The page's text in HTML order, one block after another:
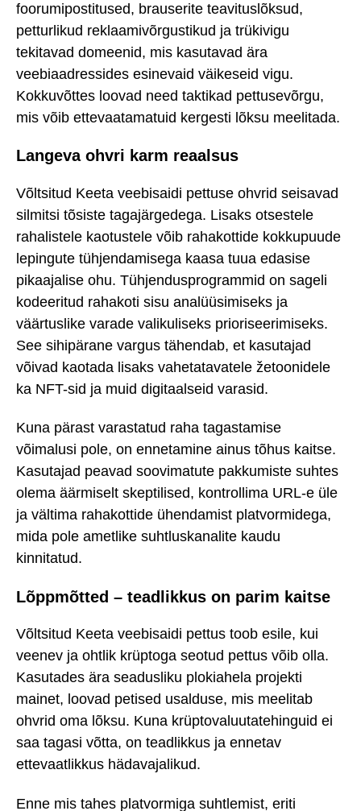
foorumipostitused, brauserite teavituslõksud,
petturlikud reklaamivõrgustikud ja trükivigu
tekitavad domeenid, mis kasutavad ära
veebiaadressides esinevaid väikeseid vigu.
Kokkuvõttes loovad need taktikad pettusevõrgu,
mis võib ettevaatamatuid kergesti lõksu meelitada.
Langeva ohvri karm reaalsus
Võltsitud Keeta veebisaidi pettuse ohvrid seisavad
silmitsi tõsiste tagajärgedega. Lisaks otsestele
rahalistele kaotustele võib rahakottide kokkupuude
lepingute tühjendamisega kaasa tuua edasise
pikaajalise ohu. Tühjendusprogrammid on sageli
kodeeritud rahakoti sisu analüüsimiseks ja
väärtuslike varade valikuliseks prioriseerimiseks.
See sihipärane vargus tähendab, et kasutajad
võivad kaotada lisaks vahetatavatele žetoonidele
ka NFT-sid ja muid digitaalseid varasid.
Kuna pärast varastatud raha tagastamise
võimalusi pole, on ennetamine ainus tõhus kaitse.
Kasutajad peavad soovimatute pakkumiste suhtes
olema äärmiselt skeptilised, kontrollima URL-e üle
ja vältima rahakottide ühendamist platvormidega,
mida pole ametlike suhtluskanalite kaudu
kinnitatud.
Lõppmõtted – teadlikkus on parim kaitse
Võltsitud Keeta veebisaidi pettus toob esile, kui
veenev ja ohtlik krüptoga seotud pettus võib olla.
Kasutades ära seadusliku plokiahela projekti
mainet, loovad petised usalduse, mis meelitab
ohvrid oma lõksu. Kuna krüptovaluutatehinguid ei
saa tagasi võtta, on teadlikkus ja ennetav
ettevaatlikkus hädavajalikud.
Enne mis tahes platvormiga suhtlemist, eriti